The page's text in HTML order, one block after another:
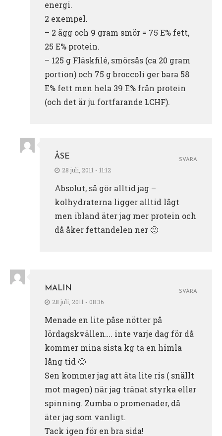
energi.
2 exempel.
– 2 ägg och 9 gram smör = 75 E% fett,
25 E% protein.
– 125 g Fläskfilé, smörsås (ca 20 gram
portion) och 75 g broccoli ger bara 58
E% fett men hela 39 E% från protein
(och det är ju fortfarande LCHF).
ÅSE
28 juli, 2011 - 11:12
Absolut, så gör alltid jag –
kolhydraterna ligger alltid lågt
men ibland äter jag mer protein och
då åker fettandelen ner 🙂
SVARA
MALIN
28 juli, 2011 - 08:36
Menade en lite påse nötter på
lördagskvällen…. inte varje dag för då
kommer mina sista kg ta en himla
lång tid 🙂
Sen kommer jag att äta lite ris ( snällt
mot magen) när jag tränat styrka eller
spinning. Zumba o promenader, då
äter jag som vanligt.
Tack igen för en bra sida!
SVARA